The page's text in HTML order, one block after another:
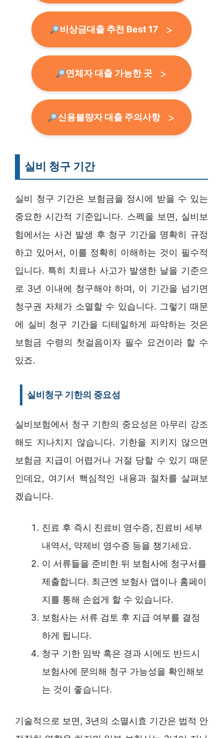
비상금대출 추천 Best 17
연체자 대출 가능한 곳
신용불량자 대출 주의사항
실비 청구 기간
실비 청구 기간은 보험금을 정시에 받을 수 있는
중요한 시간적 기준입니다. 스펙을 보면, 실비보
험에서는 사건 발생 후 청구 기간을 명확히 규정
하고 있어서, 이를 정확히 이해하는 것이 필수적
입니다. 특히 치료나 사고가 발생한 날을 기준으
로 3년 이내에 청구해야 하며, 이 기간을 넘기면
청구권 자체가 소멸할 수 있습니다. 그렇기 때문
에 실비 청구 기간을 디테일하게 파악하는 것은
보험금 수령의 첫걸음이자 필수 요건이라 할 수
있죠.
실비청구 기한의 중요성
실비보험에서 청구 기한의 중요성은 아무리 강조
해도 지나치지 않습니다. 기한을 지키지 않으면
보험금 지급이 어렵거나 거절 당할 수 있기 때문
인데요, 여기서 핵심적인 내용과 절차를 살펴보
겠습니다.
진료 후 즉시 진료비 영수증, 진료비 세부
내역서, 약제비 영수증 등을 챙기세요.
이 서류들을 준비한 뒤 보험사에 청구서를
제출합니다. 최근엔 보험사 앱이나 홈페이
지를 통해 손쉽게 할 수 있습니다.
보험사는 서류 검토 후 지급 여부를 결정
하게 됩니다.
청구 기한 임박 혹은 경과 시에도 반드시
보험사에 문의해 청구 가능성을 확인해보
는 것이 좋습니다.
기술적으로 보면, 3년의 소멸시효 기간은 법적 안